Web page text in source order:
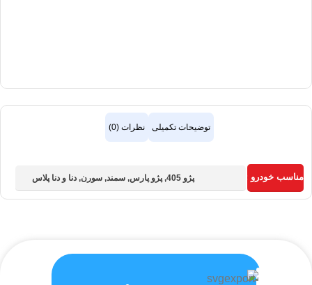
توضیحات تکمیلی نظرات (0)
مناسب خودرو : پژو 405 , پژو پارس, سمند, سورن, دنا و دنا پلاس